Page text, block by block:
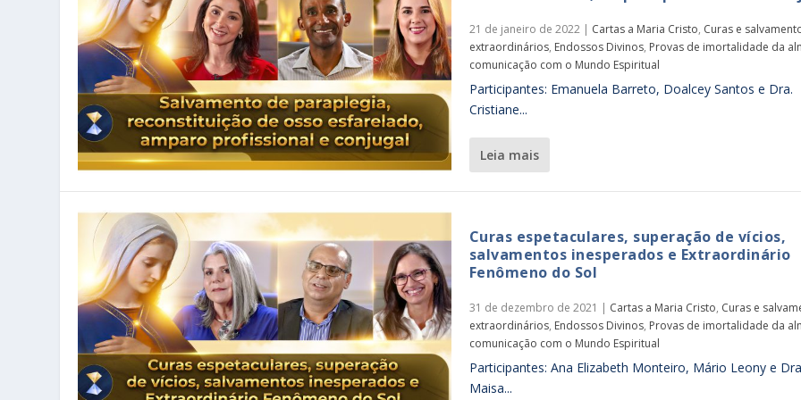
21 de janeiro de 2022| Cartas a Maria Cristo, Curas e
extraordinários, Endossos Divinos, Provas de imortalidade da
comunicação com o Mundo Espiritual
Participantes: Emanuela Barreto, Doalcey Santos e Dra.
Cristiane...
leia mais
Curas espetaculares, superação de vícios,
salvamentos inesperados e Extraordinário
Fenômeno do Sol
31 de dezembro de 2021 | Cartas a Maria Cristo, Curas e
extraordinários, Endossos Divinos, Provas de imortalidade da
comunicação com o Mundo Espiritual
Participantes: Ana Elizabeth Monteiro, Mário Leony e
Maisa...